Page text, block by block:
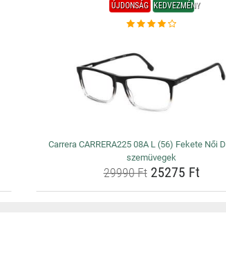
ÚJDONSÁG KEDVEZMÉNY
Carrera CARRERA225 08A L (56) Fekete Női
szemüvegek
29990 Ft25275 Ft